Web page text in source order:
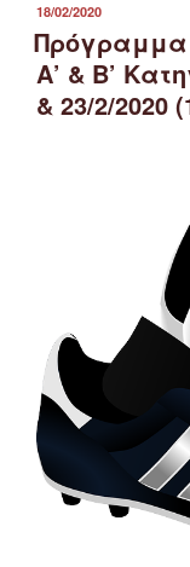
ΔΗΜΟΣΙΕΎΤΗΚΕ
ΣΤΙΣ
18/02/2020
Α’ & Β’
& 23/2/2020